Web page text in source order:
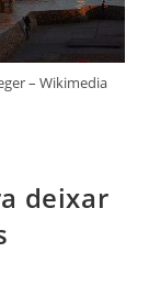
– Wikimedia
deixar